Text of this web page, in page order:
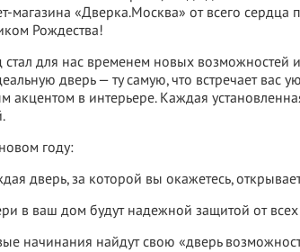
магазина «Дверка.Москва» от всего
Рождества!
стал для нас временем новых
дверь — ту самую, что встречает вас
акцентом в интерьере. Каждая
году:
дверь, за которой вы окажетесь,
в ваш дом будут надежной защитой от
начинания найдут свою «дверь